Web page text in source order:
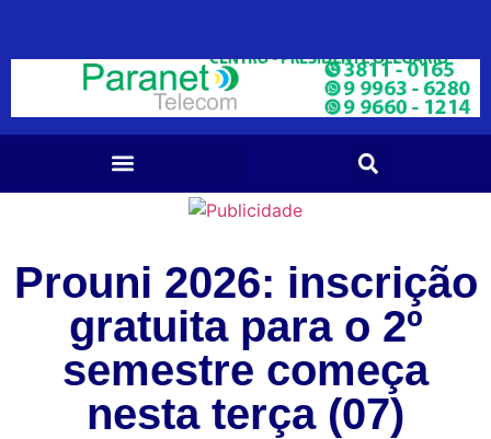
Prouni 2026: inscrição
gratuita para o 2º
semestre começa
nesta terça (07)